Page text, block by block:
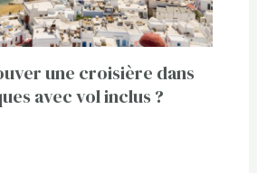
une croisière dans
avec vol inclus ?